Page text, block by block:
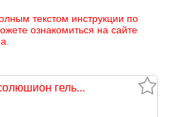
текстом инструкции по
ознакомиться на сайте
гель...